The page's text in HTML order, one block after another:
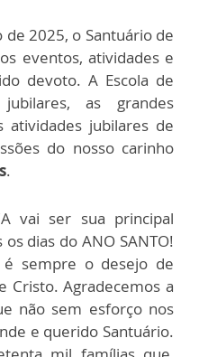
2025, o Santuário de
eventos, atividades e
devoto. A Escola de
as grandes
jubilares de
do nosso carinho
.
vai ser sua principal
dias do ANO SANTO!
é sempre o desejo de
Agradecemos a
não sem esforço nos
e querido Santuário.